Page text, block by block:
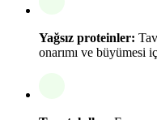
Yağsız proteinler:
onarımı ve büyümesi